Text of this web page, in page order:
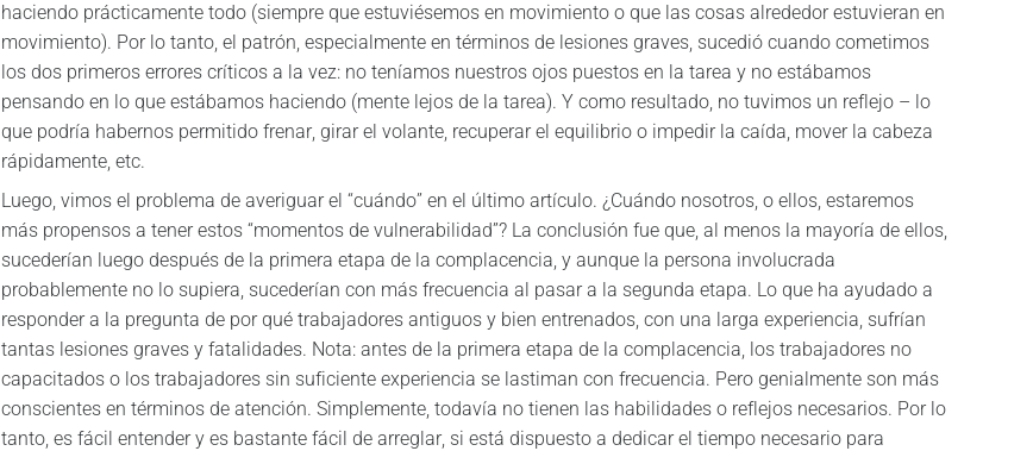
haciendo prácticamente todo (siempre que estuviésemos en movimiento o que las cosas alrededor estuvieran en
movimiento). Por lo tanto, el patrón, especialmente en términos de lesiones graves, sucedió cuando cometimos
los dos primeros errores críticos a la vez: no teníamos nuestros ojos puestos en la tarea y no estábamos
pensando en lo que estábamos haciendo (mente lejos de la tarea). Y como resultado, no tuvimos un reflejo – lo
que podría habernos permitido frenar, girar el volante, recuperar el equilibrio o impedir la caída, mover la cabeza
rápidamente, etc.
Luego, vimos el problema de averiguar el “cuándo” en el último artículo. ¿Cuándo nosotros, o ellos, estaremos
más propensos a tener estos “momentos de vulnerabilidad”? La conclusión fue que, al menos la mayoría de ellos,
sucederían luego después de la primera etapa de la complacencia, y aunque la persona involucrada
probablemente no lo supiera, sucederían con más frecuencia al pasar a la segunda etapa. Lo que ha ayudado a
responder a la pregunta de por qué trabajadores antiguos y bien entrenados, con una larga experiencia, sufrían
tantas lesiones graves y fatalidades. Nota: antes de la primera etapa de la complacencia, los trabajadores no
capacitados o los trabajadores sin suficiente experiencia se lastiman con frecuencia. Pero genialmente son más
conscientes en términos de atención. Simplemente, todavía no tienen las habilidades o reflejos necesarios. Por lo
tanto, es fácil entender y es bastante fácil de arreglar, si está dispuesto a dedicar el tiempo necesario para